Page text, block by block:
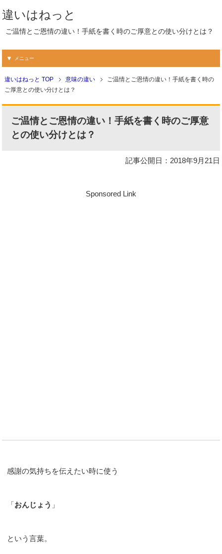
違いはねっと
ご温情とご恩情の違い！手紙を書く時のご厚意との使い分けとは？
メニュー
違いはねっと TOP 意味の違い
ご温情とご恩情の違い！手紙を書く時の
ご厚意との使い分けとは？
ご温情とご恩情の違い！手紙を書く時のご厚意
との使い分けとは？
記事公開日：2018年9月21日
Sponsored Link
感謝の気持ちを伝えたい時に使う
「おんじょう 」
という言葉。